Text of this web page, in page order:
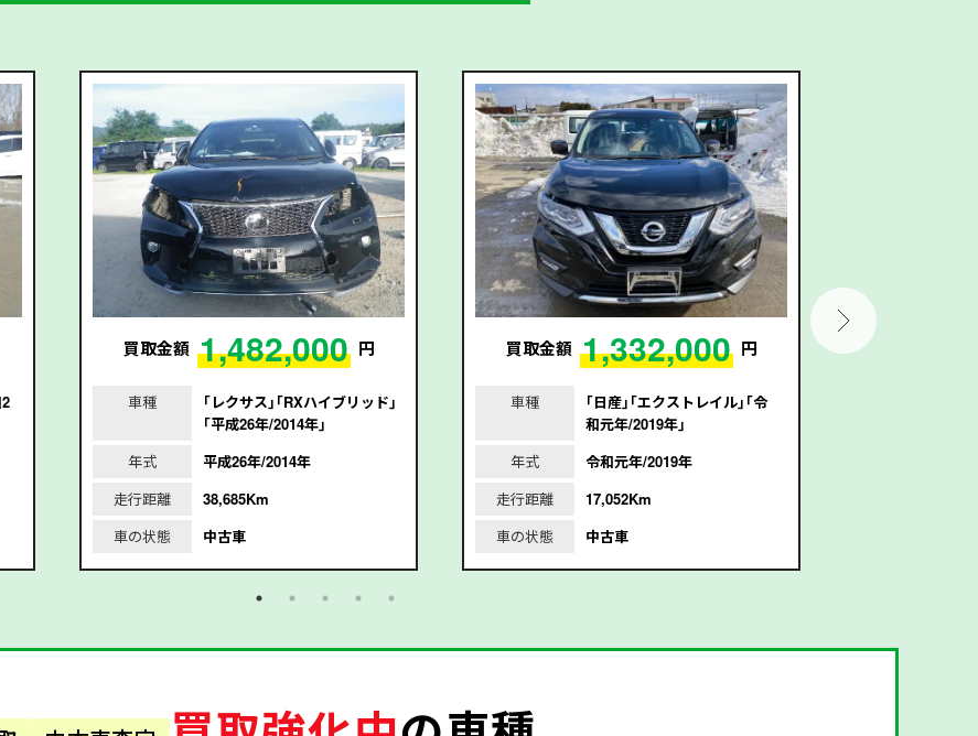
買取金額 1,482,000 円
車種
｢レクサス｣｢RXハイブリッド｣
｢平成26年/2014年｣
年式
平成26年/2014年
走行距離
38,685Km
車の状態
中古車
買取金額 1,332,000 円
車種
｢日産｣｢エクストレイル｣｢令
和元年/2019年｣
年式
令和元年/2019年
走行距離
17,052Km
車の状態
中古車